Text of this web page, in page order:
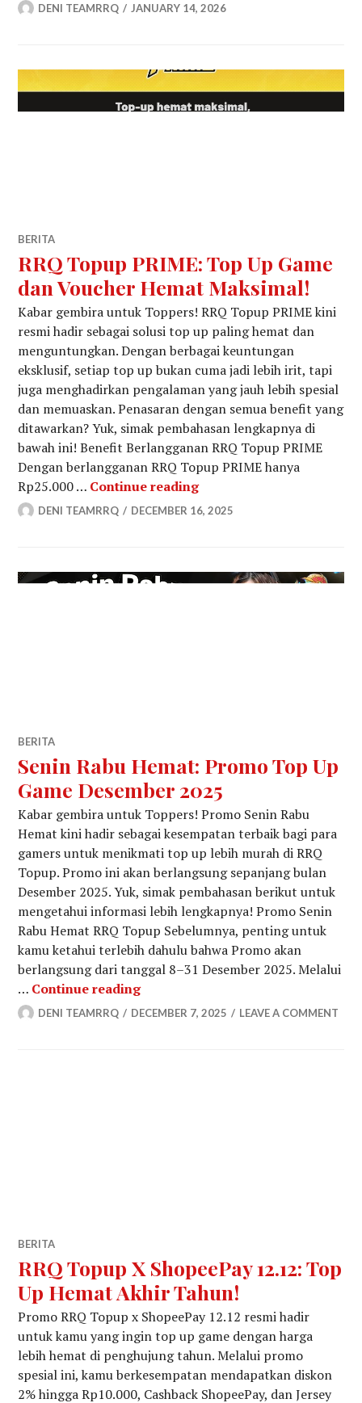
DENI TEAMRRQ JANUARY 14, 2026
BERITA
RRQ Topup PRIME: Top Up Game
dan Voucher Hemat Maksimal!
Kabar gembira untuk Toppers! RRQ Topup PRIME kini
resmi hadir sebagai solusi top up paling hemat dan
menguntungkan. Dengan berbagai keuntungan
eksklusif, setiap top up bukan cuma jadi lebih irit, tapi
juga menghadirkan pengalaman yang jauh lebih spesial
dan memuaskan. Penasaran dengan semua benefit yang
ditawarkan? Yuk, simak pembahasan lengkapnya di
bawah ini! Benefit Berlangganan RRQ Topup PRIME
Dengan berlangganan RRQ Topup PRIME hanya
Rp25.000 … Continue readingRRQ Topup PRIME: Top
DENI TEAMRRQ DECEMBER 16, 2025
BERITA
Senin Rabu Hemat: Promo Top Up
Game Desember 2025
Kabar gembira untuk Toppers! Promo Senin Rabu
Hemat kini hadir sebagai kesempatan terbaik bagi para
gamers untuk menikmati top up lebih murah di RRQ
Topup. Promo ini akan berlangsung sepanjang bulan
Desember 2025. Yuk, simak pembahasan berikut untuk
mengetahui informasi lebih lengkapnya! Promo Senin
Rabu Hemat RRQ Topup Sebelumnya, penting untuk
kamu ketahui terlebih dahulu bahwa Promo akan
berlangsung dari tanggal 8–31 Desember 2025. Melalui
… Continue readingSenin Rabu Hemat: Promo Top Up
DENI TEAMRRQ DECEMBER 7, 2025 LEAVE A COMMENT
BERITA
RRQ Topup X ShopeePay 12.12: Top
Up Hemat Akhir Tahun!
Promo RRQ Topup x ShopeePay 12.12 resmi hadir
untuk kamu yang ingin top up game dengan harga
lebih hemat di penghujung tahun. Melalui promo
spesial ini, kamu berkesempatan mendapatkan diskon
2% hingga Rp10.000, Cashback ShopeePay, dan Jersey